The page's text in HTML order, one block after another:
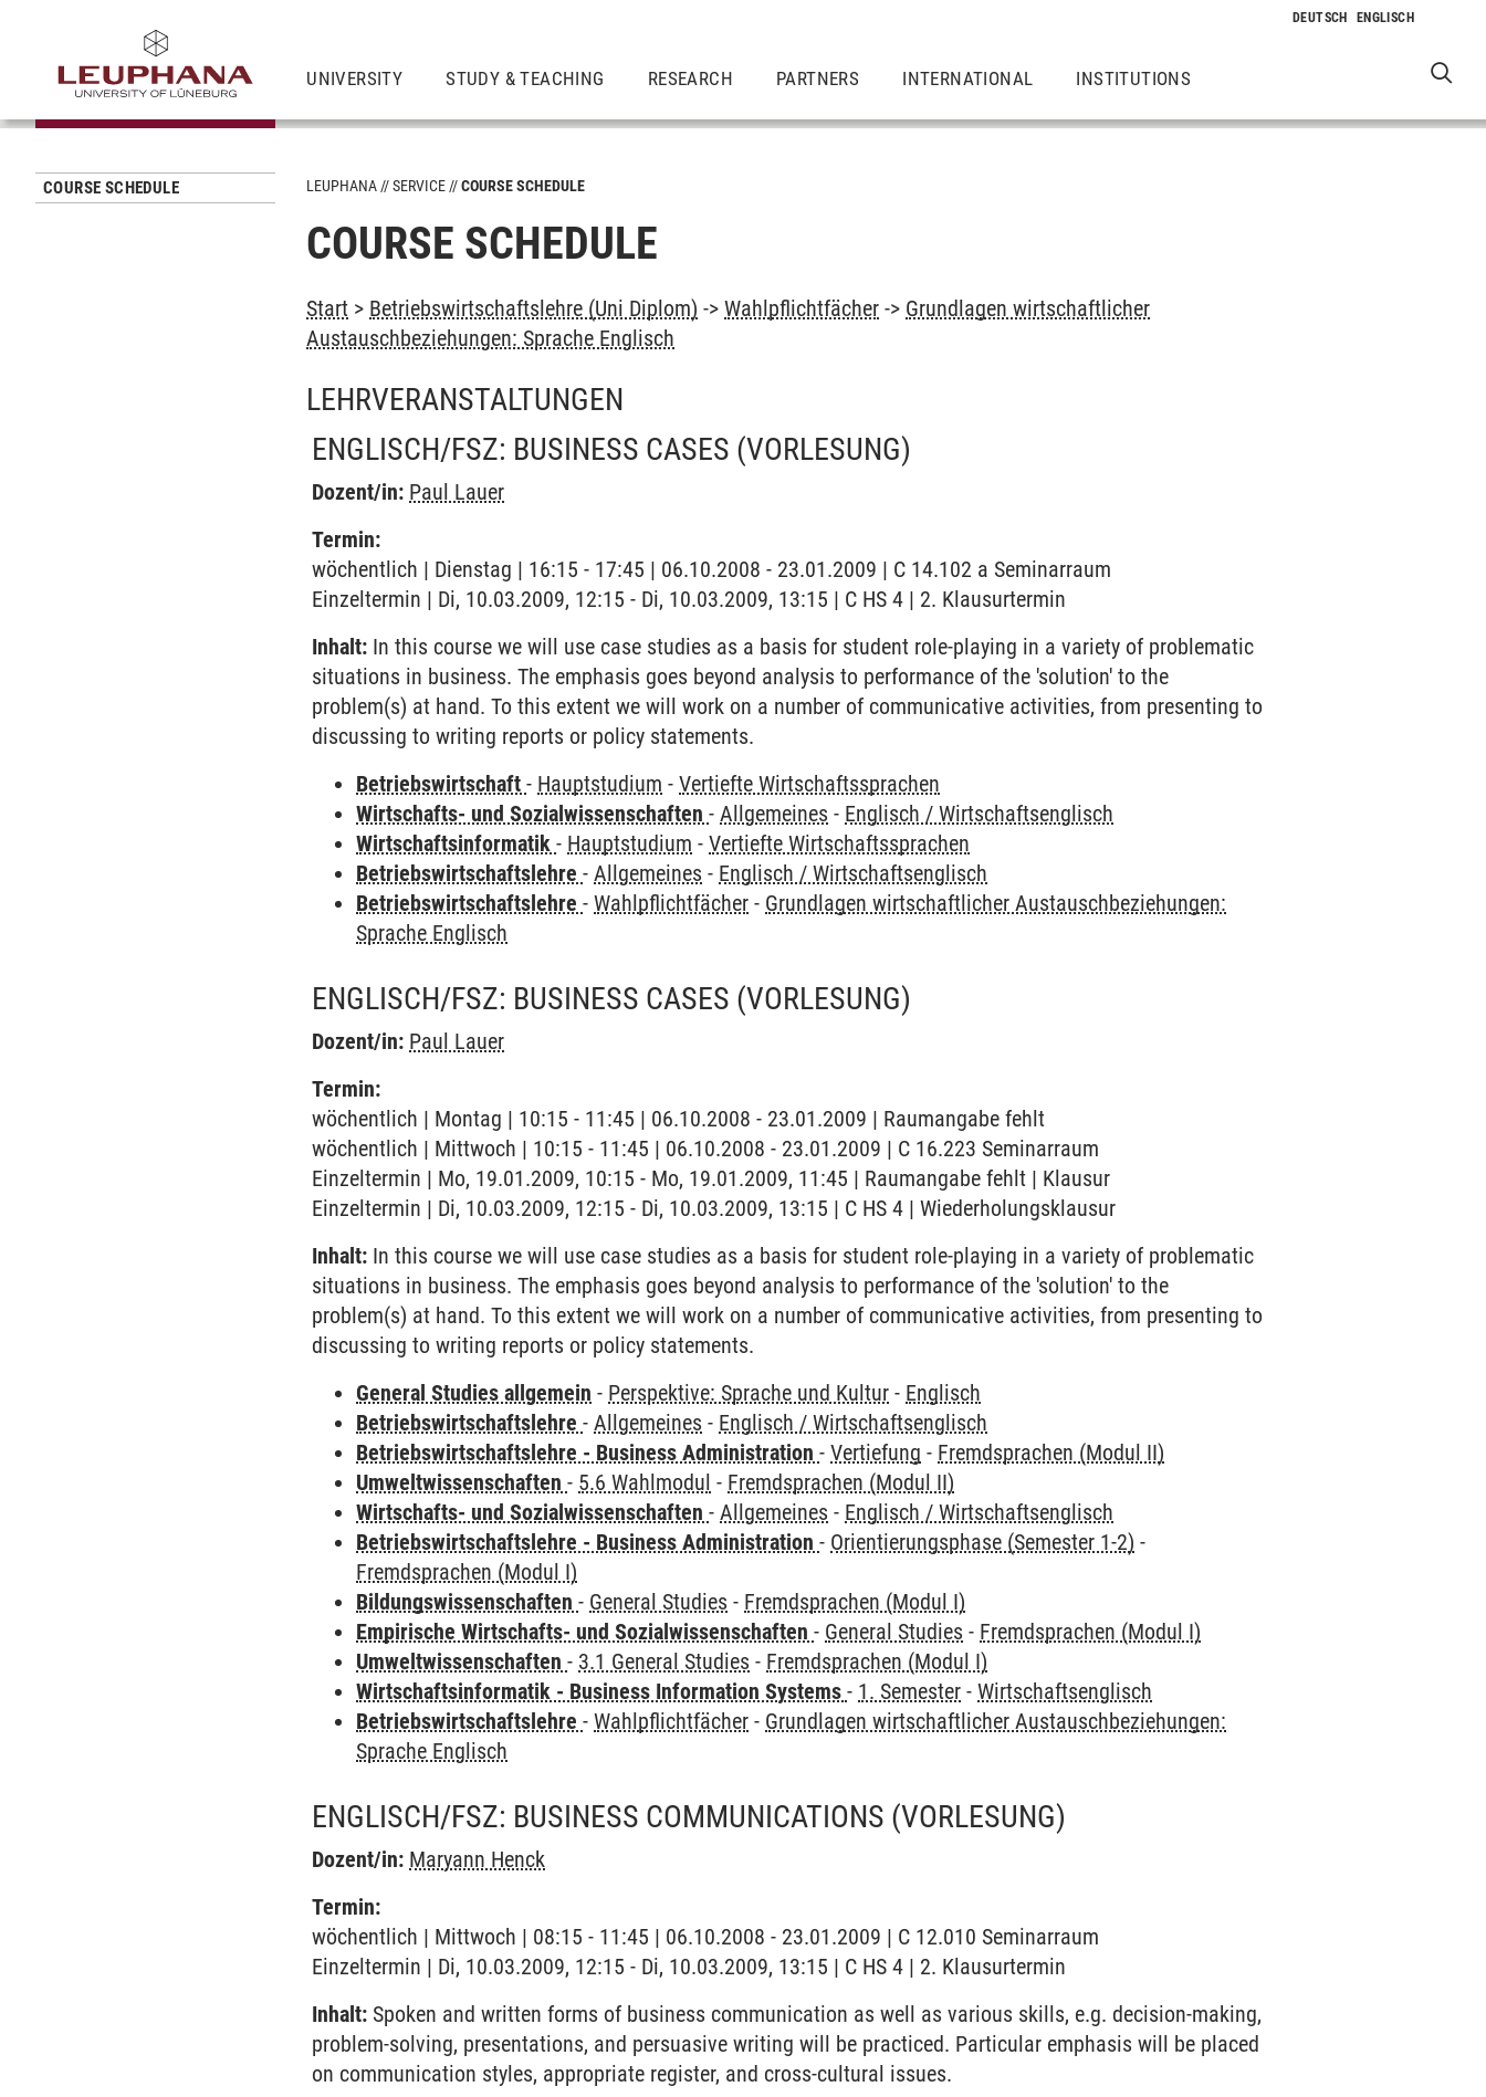
UNIVERSITY STUDY & TEACHING RESEARCH PARTNERS INTERNATIONAL INSTITUTIONS
COURSE SCHEDULE LEUPHANA SERVICE COURSE SCHEDULE
COURSE SCHEDULE
Start > Betriebswirtschaftslehre (Uni Diplom) ->Wahlpflichtfächer -> Grundlagen wirtschaftlicher
Austauschbeziehungen: Sprache Englisch
LEHRVERANSTALTUNGEN
ENGLISCH/FSZ: BUSINESS CASES (VORLESUNG)
Dozent/in: Paul Lauer
Termin:
wöchentlich | Dienstag | 16:15 - 17:45 | 06.10.2008 - 23.01.2009 | C 14.102 a Seminarraum
Einzeltermin | Di, 10.03.2009, 12:15 - Di, 10.03.2009, 13:15 | C HS 4 | 2. Klausurtermin
Inhalt: In this course we will use case studies as a basis for student role-playing in a variety of problematic
situations in business. The emphasis goes beyond analysis to performance of the 'solution' to the
problem(s) at hand. To this extent we will work on a number of communicative activities, from presenting to
discussing to writing reports or policy statements.
Betriebswirtschaft- Hauptstudium -Vertiefte Wirtschaftssprachen
Wirtschafts- und Sozialwissenschaften-Allgemeines - Englisch / Wirtschaftsenglisch
Wirtschaftsinformatik- Hauptstudium -Vertiefte Wirtschaftssprachen
Betriebswirtschaftslehre-Allgemeines - Englisch / Wirtschaftsenglisch
Betriebswirtschaftslehre-Wahlpflichtfächer - Grundlagen wirtschaftlicher Austauschbeziehungen:
Sprache Englisch
ENGLISCH/FSZ: BUSINESS CASES (VORLESUNG)
Dozent/in: Paul Lauer
Termin:
wöchentlich | Montag | 10:15 - 11:45 | 06.10.2008 - 23.01.2009 | Raumangabe fehlt
wöchentlich | Mittwoch | 10:15 - 11:45 | 06.10.2008 - 23.01.2009 | C 16.223 Seminarraum
Einzeltermin | Mo, 19.01.2009, 10:15 - Mo, 19.01.2009, 11:45 | Raumangabe fehlt | Klausur
Einzeltermin | Di, 10.03.2009, 12:15 - Di, 10.03.2009, 13:15 | C HS 4 | Wiederholungsklausur
Inhalt: In this course we will use case studies as a basis for student role-playing in a variety of problematic
situations in business. The emphasis goes beyond analysis to performance of the 'solution' to the
problem(s) at hand. To this extent we will work on a number of communicative activities, from presenting to
discussing to writing reports or policy statements.
General Studies allgemein - Perspektive: Sprache und Kultur - Englisch
Betriebswirtschaftslehre-Allgemeines - Englisch / Wirtschaftsenglisch
Betriebswirtschaftslehre - Business Administration-Vertiefung - Fremdsprachen (Modul II)
Umweltwissenschaften- 5.6 Wahlmodul - Fremdsprachen (Modul II)
Wirtschafts- und Sozialwissenschaften-Allgemeines - Englisch / Wirtschaftsenglisch
Betriebswirtschaftslehre - Business Administration- Orientierungsphase (Semester 1-2) -
Fremdsprachen (Modul I)
Bildungswissenschaften- General Studies - Fremdsprachen (Modul I)
Empirische Wirtschafts- und Sozialwissenschaften- General Studies - Fremdsprachen (Modul I)
Umweltwissenschaften- 3.1 General Studies - Fremdsprachen (Modul I)
Wirtschaftsinformatik - Business Information Systems- 1. Semester -Wirtschaftsenglisch
Betriebswirtschaftslehre-Wahlpflichtfächer - Grundlagen wirtschaftlicher Austauschbeziehungen:
Sprache Englisch
ENGLISCH/FSZ: BUSINESS COMMUNICATIONS (VORLESUNG)
Dozent/in: Maryann Henck
Termin:
wöchentlich | Mittwoch | 08:15 - 11:45 | 06.10.2008 - 23.01.2009 | C 12.010 Seminarraum
Einzeltermin | Di, 10.03.2009, 12:15 - Di, 10.03.2009, 13:15 | C HS 4 | 2. Klausurtermin
Inhalt: Spoken and written forms of business communication as well as various skills, e.g. decision-making,
problem-solving, presentations, and persuasive writing will be practiced. Particular emphasis will be placed
on communication styles, appropriate register, and cross-cultural issues.